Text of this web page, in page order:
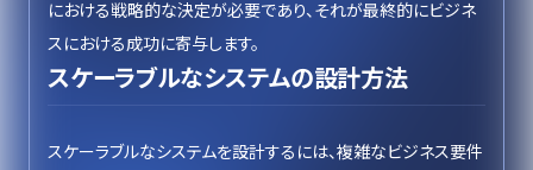
における戦略的な決定が必要であり、それが最終的にビジネ
スにおける成功に寄与します。
スケーラブルなシステムの設計方法
スケーラブルなシステムを設計するには、複雑なビジネス要件